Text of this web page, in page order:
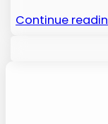
Continue